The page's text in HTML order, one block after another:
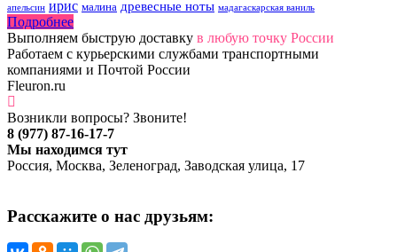
апельсин ирис малина древесные ноты мадагаскарская ваниль
Подробнее
Выполняем быструю доставку в любую точку России
Работаем с курьерскими службами транспортными
компаниями и Почтой России
Fleuron.ru
Возникли вопросы? Звоните!
8 (977) 87-16-17-7
Мы находимся тут
Россия, Москва, Зеленоград, Заводская улица, 17
Расскажите о нас друзьям: